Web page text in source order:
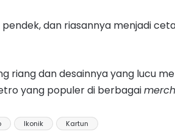
dan riasannya menjadi
riang dan desainnya yang lucu
yang populer di berbagai
Ikonik Kartun